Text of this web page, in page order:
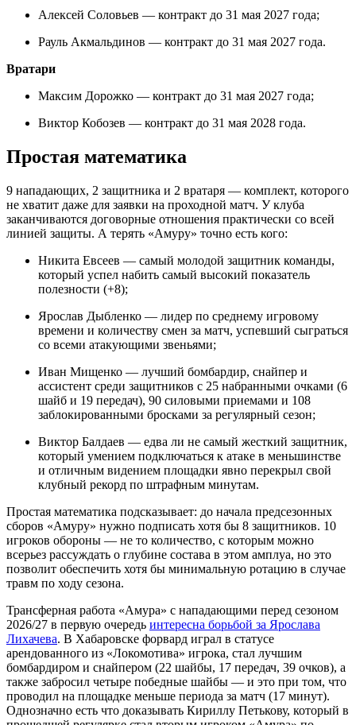
Алексей Соловьев — контракт до 31 мая 2027 года;
Рауль Акмальдинов — контракт до 31 мая 2027 года.
Вратари
Максим Дорожко — контракт до 31 мая 2027 года;
Виктор Кобозев — контракт до 31 мая 2028 года.
Простая математика
9 нападающих, 2 защитника и 2 вратаря — комплект, которого
не хватит даже для заявки на проходной матч. У клуба
заканчиваются договорные отношения практически со всей
линией защиты. А терять «Амуру» точно есть кого:
Никита Евсеев — самый молодой защитник команды,
который успел набить самый высокий показатель
полезности (+8);
Ярослав Дыбленко — лидер по среднему игровому
времени и количеству смен за матч, успевший сыграться
со всеми атакующими звеньями;
Иван Мищенко — лучший бомбардир, снайпер и
ассистент среди защитников с 25 набранными очками (6
шайб и 19 передач), 90 силовыми приемами и 108
заблокированными бросками за регулярный сезон;
Виктор Балдаев — едва ли не самый жесткий защитник,
который умением подключаться к атаке в меньшинстве
и отличным видением площадки явно перекрыл свой
клубный рекорд по штрафным минутам.
Простая математика подсказывает: до начала предсезонных
сборов «Амуру» нужно подписать хотя бы 8 защитников. 10
игроков обороны — не то количество, с которым можно
всерьез рассуждать о глубине состава в этом амплуа, но это
позволит обеспечить хотя бы минимальную ротацию в случае
травм по ходу сезона.
Трансферная работа «Амура» с нападающими перед сезоном
2026/27 в первую очередь интересна борьбой за Ярослава
Лихачева. В Хабаровске форвард играл в статусе
арендованного из «Локомотива» игрока, стал лучшим
бомбардиром и снайпером (22 шайбы, 17 передач, 39 очков), а
также забросил четыре победные шайбы — и это при том, что
проводил на площадке меньше периода за матч (17 минут).
Однозначно есть что доказывать Кириллу Петькову, который в